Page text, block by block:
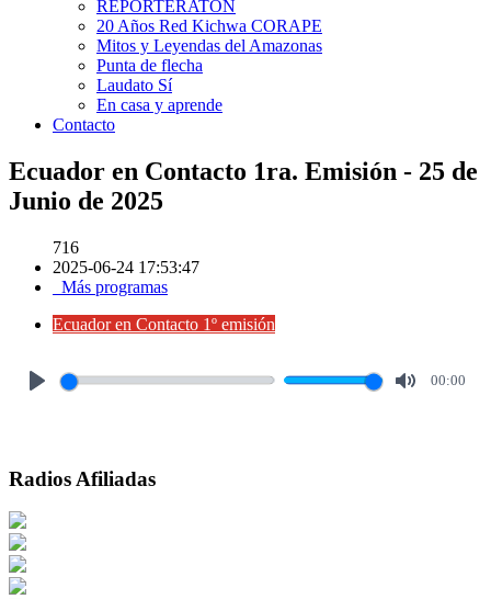
REPORTERATÓN
20 Años Red Kichwa CORAPE
Mitos y Leyendas del Amazonas
Punta de flecha
Laudato Sí
En casa y aprende
Contacto
Ecuador en Contacto 1ra. Emisión - 25 de
Junio de 2025
716
2025-06-24 17:53:47
Más programas
Ecuador en Contacto 1º emisión
00:00
Radios Afiliadas